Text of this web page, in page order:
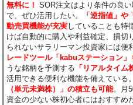
無料に！ SOR注文はより条件の良
で、ぜひ活用したい。
「逆指値」
動売買機能が充実していることも特
けば自動的に購入や利益確定、損切
られないサラリーマン投資家には便
レードツール「kabuステーション」
うな銘柄を予測する 「リアルタイム
活用できる便利な機能を備えている
（単元未満株）」の積立も可能。月
資金の少ない株初心者にはおすすめ